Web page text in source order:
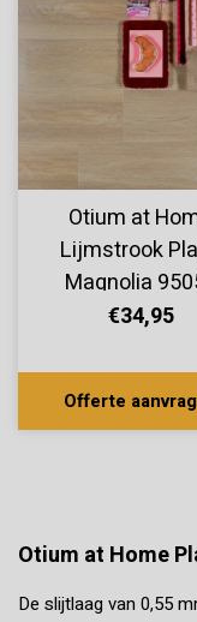
Otium at
Lijmstrook
Magnolia
€34,95
Offerte
Otium at Home
De slijtlaag van 0,55